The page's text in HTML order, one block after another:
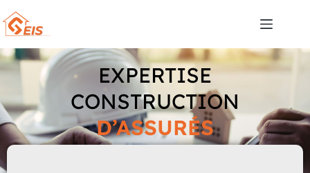
EXPERTISE
CONSTRUCTION
D’ASSURÉS